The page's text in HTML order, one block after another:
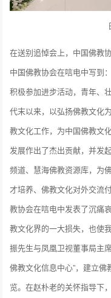
在送别追悼会上，中国佛教
中国佛教协会在唁电中写到
积极参加进步活动，青年、
代末以来，以弘扬佛教文化
教文化工作，为中国佛教文
发展作出了杰出贡献，并发
频道、慧海佛教资源库，为
才培养、佛教文化对外交流
教协会在唁电中发表了沉痛
教文化界的一大损失，也使
振先生与凤凰卫视董事局主
佛教文化信息中心”，建立
览。在赵朴老的关怀指导下